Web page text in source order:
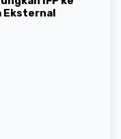
Eksternal